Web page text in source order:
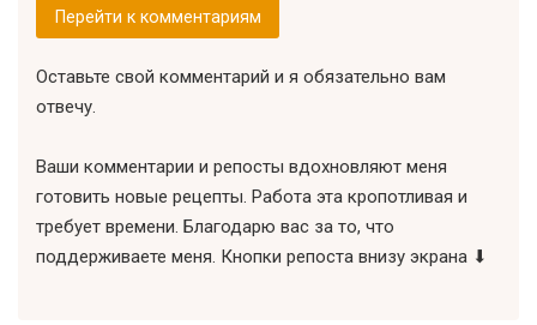
Перейти к комментариям
Оставьте свой комментарий и я обязательно вам
отвечу.
Ваши комментарии и репосты вдохновляют меня
готовить новые рецепты. Работа эта кропотливая и
требует времени. Благодарю вас за то, что
поддерживаете меня. Кнопки репоста внизу экрана ⬇